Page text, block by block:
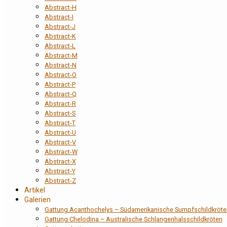
Abstract-H
Abstract-I
Abstract-J
Abstract-K
Abstract-L
Abstract-M
Abstract-N
Abstract-O
Abstract-P
Abstract-Q
Abstract-R
Abstract-S
Abstract-T
Abstract-U
Abstract-V
Abstract-W
Abstract-X
Abstract-Y
Abstract-Z
Artikel
Galerien
Gattung Acanthochelys – Südamerikanische
Gattung Chelodina – Australische Schlangenhalsschildkröten